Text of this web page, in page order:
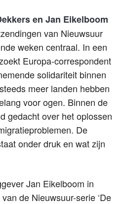
en Jan Eikelboom
van Nieuwsuur
weken centraal. In een
Europa-correspondent
solidariteit binnen
meer landen hebben
voor ogen. Binnen de
gedacht over het oplossen
De
onder druk en wat zijn
Jan Eikelboom in
de Nieuwsuur-serie ‘De